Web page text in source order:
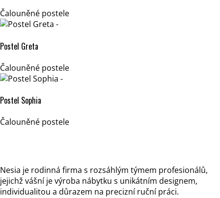
Čalouněné postele
Postel Greta
Čalouněné postele
Postel Sophia
Čalouněné postele
Nesia je rodinná firma s rozsáhlým týmem profesionálů,
jejichž vášní je výroba nábytku s unikátním designem,
individualitou a důrazem na precizní ruční práci.